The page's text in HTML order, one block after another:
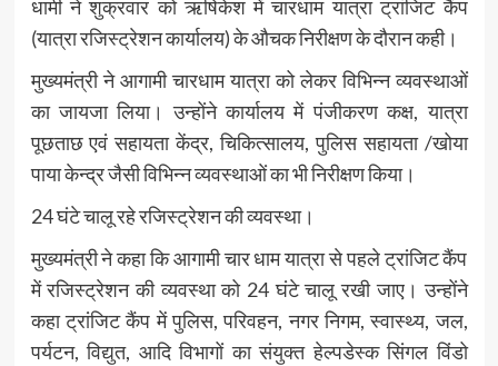
धामी ने शुक्रवार को ऋषिकेश में चारधाम यात्रा ट्रांजिट कैंप
(यात्रा रजिस्ट्रेशन कार्यालय) के औचक निरीक्षण के दौरान कही।
मुख्यमंत्री ने आगामी चारधाम यात्रा को लेकर विभिन्न व्यवस्थाओं
का जायजा लिया। उन्होंने कार्यालय में पंजीकरण कक्ष, यात्रा
पूछताछ एवं सहायता केंद्र, चिकित्सालय, पुलिस सहायता /खोया
पाया केन्द्र जैसी विभिन्न व्यवस्थाओं का भी निरीक्षण किया।
24 घंटे चालू रहे रजिस्ट्रेशन की व्यवस्था।
मुख्यमंत्री ने कहा कि आगामी चार धाम यात्रा से पहले ट्रांजिट कैंप
में रजिस्ट्रेशन की व्यवस्था को 24 घंटे चालू रखी जाए। उन्होंने
कहा ट्रांजिट कैंप में पुलिस, परिवहन, नगर निगम, स्वास्थ्य, जल,
पर्यटन, विद्युत, आदि विभागों का संयुक्त हेल्पडेस्क सिंगल विंडो